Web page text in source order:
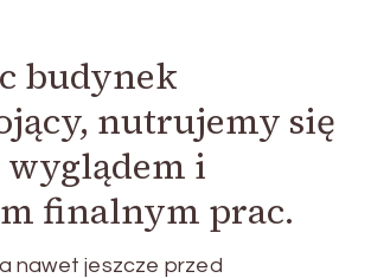
budynek
nutrujemy się
wyglądem i
finalnym prac.
nawet jeszcze przed